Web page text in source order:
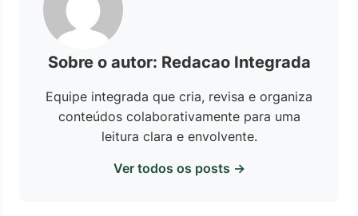
Sobre o autor: Redacao Integrada
Equipe integrada que cria, revisa e organiza
conteúdos colaborativamente para uma
leitura clara e envolvente.
Ver todos os posts →